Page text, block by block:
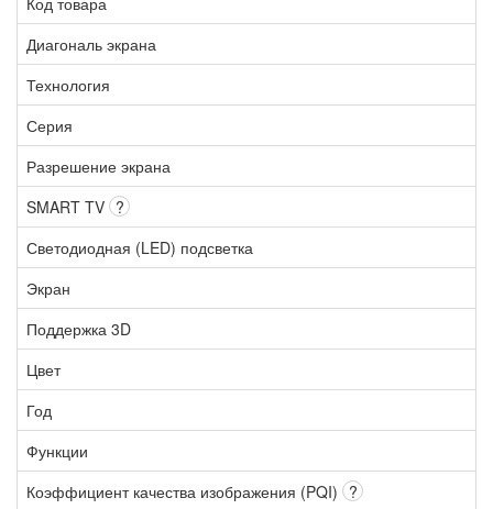
Диагональ экрана
Технология
Серия
Разрешение экрана
SMART TV ?
Светодиодная (LED) подсветка
Экран
Поддержка 3D
Цвет
Год
Функции
Коэффициент качества изображения (PQI) ?